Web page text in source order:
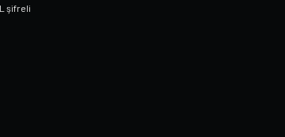
şifreli